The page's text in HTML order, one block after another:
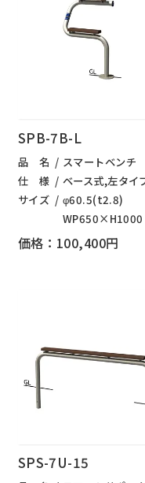
SPB-7B-L
品 名
スマートベンチ
仕 様
ベース式,左タイ
サイズ
φ60.5(t2.8)
WP650×H1000
価格：100,400円
SPS-7U-15